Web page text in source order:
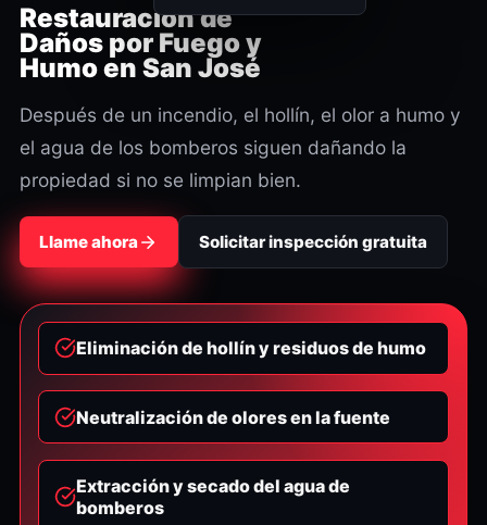
Restauración de
Daños por Fuego y
Humo en San José
Después de un incendio, el hollín, el olor a humo y
el agua de los bomberos siguen dañando la
propiedad si no se limpian bien.
Llame ahora Solicitar inspección gratuita
Eliminación de hollín y residuos de humo
Neutralización de olores en la fuente
Extracción y secado del agua de
bomberos